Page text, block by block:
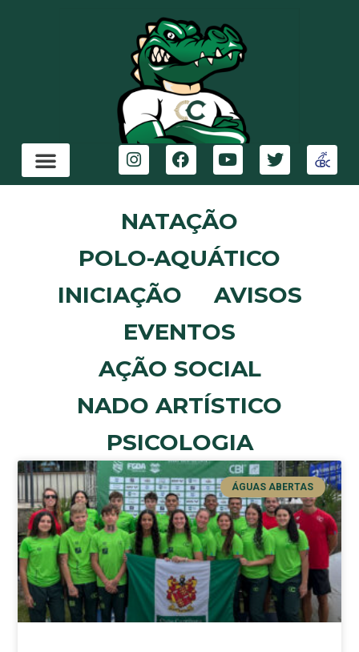
NATAÇÃO
POLO-AQUÁTICO
INICIAÇÃO
AVISOS
EVENTOS
AÇÃO SOCIAL
NADO ARTÍSTICO
PSICOLOGIA
ÁGUAS ABERTAS